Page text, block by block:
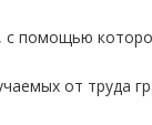
помощью
от труда